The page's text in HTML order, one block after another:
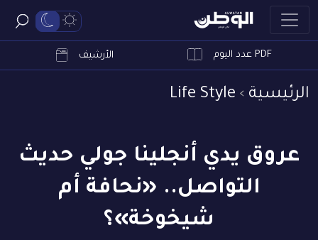
PDF عدد اليوم الأرشيف
الرئيسية Life Style
عروق يدي أنجلينا جولي حديث
التواصل.. «نحافة أم
شيخوخة»؟